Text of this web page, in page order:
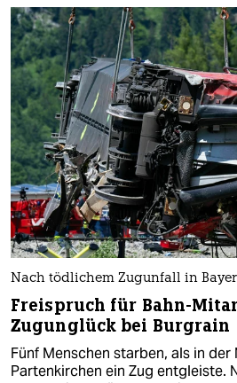
Nach tödlichem Zugunfall in
Freispruch für Bahn-
Zugunglück bei Burgrain
Fünf Menschen starben, als in der
Partenkirchen ein Zug entgleiste.